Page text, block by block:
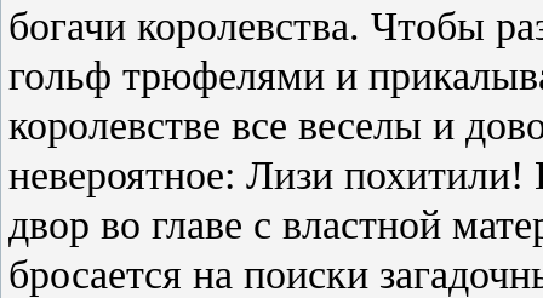
богачи королевства. Чтобы
гольф трюфелями и
королевстве все веселы и
невероятное: Лизи
двор во главе с властной
бросается на поиски